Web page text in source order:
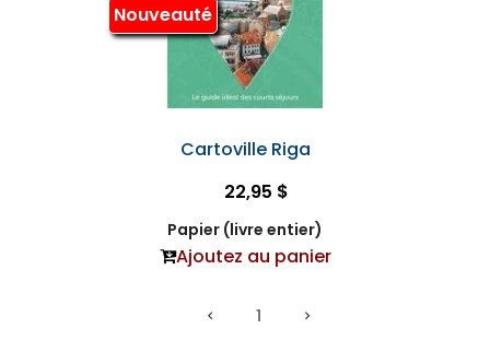
Nouveauté
Cartoville Riga
22,95 $
Papier (livre entier)
Ajoutez au panier
1